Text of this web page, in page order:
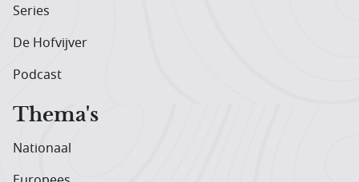
Series
De Hofvijver
Podcast
Thema's
Nationaal